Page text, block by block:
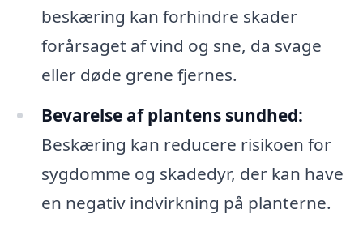
beskæring kan forhindre skader
forårsaget af vind og sne, da svage
eller døde grene fjernes.
Bevarelse af plantens sundhed:
Beskæring kan reducere risikoen for
sygdomme og skadedyr, der kan have
en negativ indvirkning på planterne.